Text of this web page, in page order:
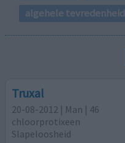
algehele tevredenheid
Truxal
20-08-2012 | Man | 46
chloorprotixeen
Slapeloosheid